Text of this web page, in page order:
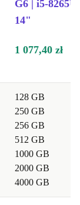
G6 | i5-8265U
14"
1 077,40 zł
128 GB
250 GB
256 GB
512 GB
1000 GB
2000 GB
4000 GB